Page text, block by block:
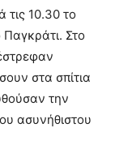
τις 10.30 το
Στο
στα σπίτια
την
ασυνήθιστου